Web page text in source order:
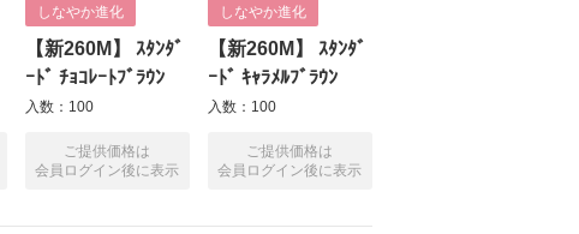
しなやか進化
【新260M】 ｽﾀﾝﾀﾞ
ｰﾄﾞ ﾁｮｺﾚｰﾄﾌﾞﾗｳﾝ
入数：100
ご提供価格は
会員ログイン後に表示
しなやか進化
【新260M】 ｽﾀﾝﾀﾞ
ｰﾄﾞ ｷｬﾗﾒﾙﾌﾞﾗｳﾝ
入数：100
ご提供価格は
会員ログイン後に表示